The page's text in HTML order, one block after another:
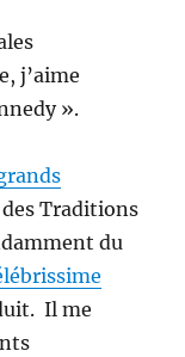
j’aime
».
Traditions
du
Il me